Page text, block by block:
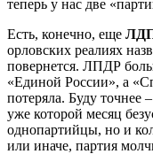
теперь у нас две
Есть, конечно, еще
орловских реалиях
повернется. ЛПДР
«Единой России», а
потеряла. Буду точнее
уже которой месяц
однопартийцы, но и
или иначе, партия